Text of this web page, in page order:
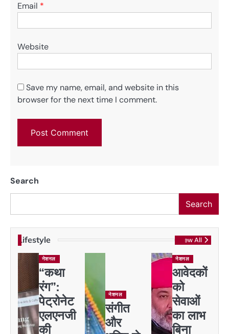
Email *
Website
Save my name, email, and website in this
browser for the next time I comment.
Search
Search
Lifestyle View All
नेशनल
“कथा
रंग”:
पेट्रोनेट
एलएनजी
की
नेशनल
संगीत
और
नेशनल
आवेदकों
को
सेवाओं
का लाभ
बिना